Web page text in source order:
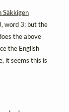
Säkkigen
word 3; but the
the above
the English
it seems this is